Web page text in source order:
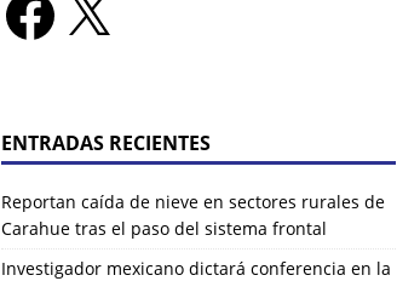
ENTRADAS RECIENTES
Reportan caída de nieve en sectores rurales de
Carahue tras el paso del sistema frontal
Investigador mexicano dictará conferencia en la